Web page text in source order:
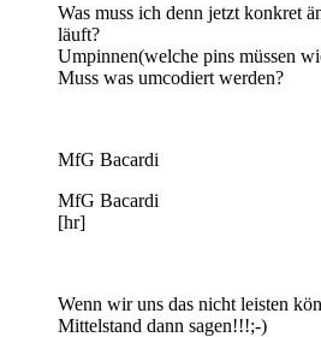
Was muss ich denn jetzt konkret
läuft?
Umpinnen(welche pins müssen
Muss was umcodiert werden?
MfG Bacardi
MfG Bacardi
[hr]
Wenn wir uns das nicht leisten
Mittelstand dann sagen!!!;-)